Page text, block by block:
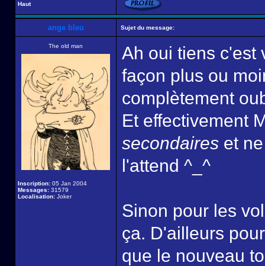
Haut
ange bleu Sujet du message:
The old man
Inscription: 05 Jan 2004
Messages: 31579
Localisation: Joker
Ah oui tiens c'est
façon plus ou
complètement
Et effectivement
secondaires et
l'attend ^_^
Sinon pour les
ça. D'ailleurs
que le nouveau